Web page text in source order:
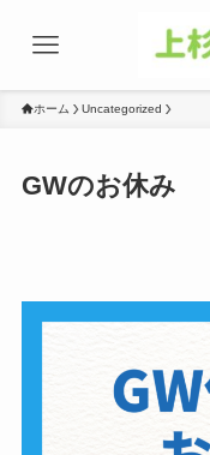
ホーム Uncategorized
GWのお休み